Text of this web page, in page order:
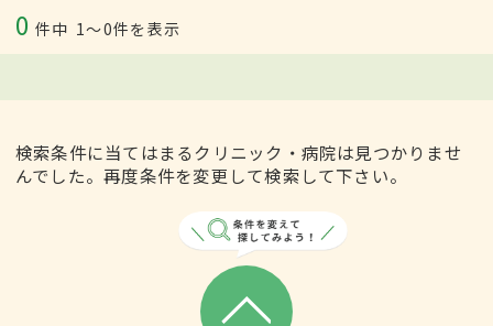
0 件中 1〜0件を表示
検索条件に当てはまるクリニック・病院は見つかりませ
んでした。再度条件を変更して検索して下さい。